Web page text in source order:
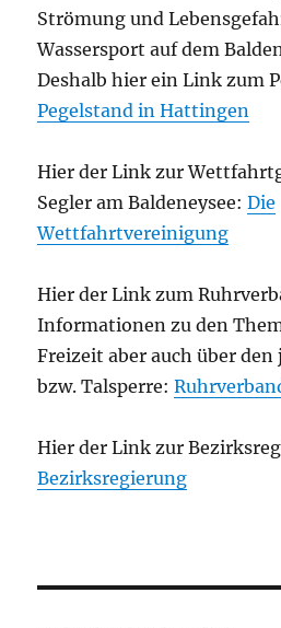
Strömung und
Wassersport auf dem
Deshalb hier ein Link zum
Pegelstand in Hattingen
Hier der Link zur
Segler am Baldeneysee:Die
Wettfahrtvereinigung
Hier der Link zum
Informationen zu den
Freizeit aber auch über den
bzw. Talsperre:
Hier der Link zur
Bezirksregierung